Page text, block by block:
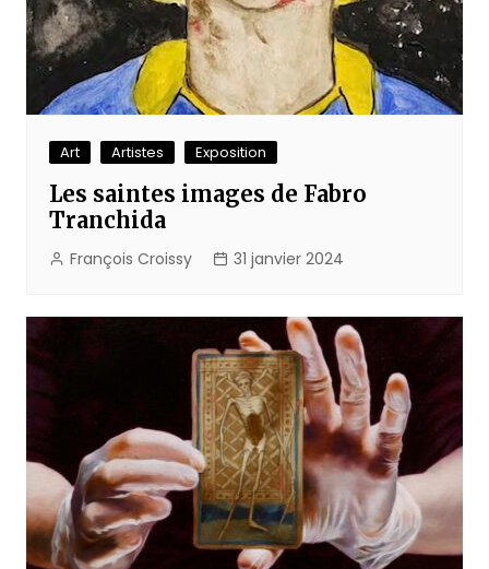
Art Artistes Exposition
Les saintes images de Fabro
Tranchida
François Croissy 31 janvier 2024